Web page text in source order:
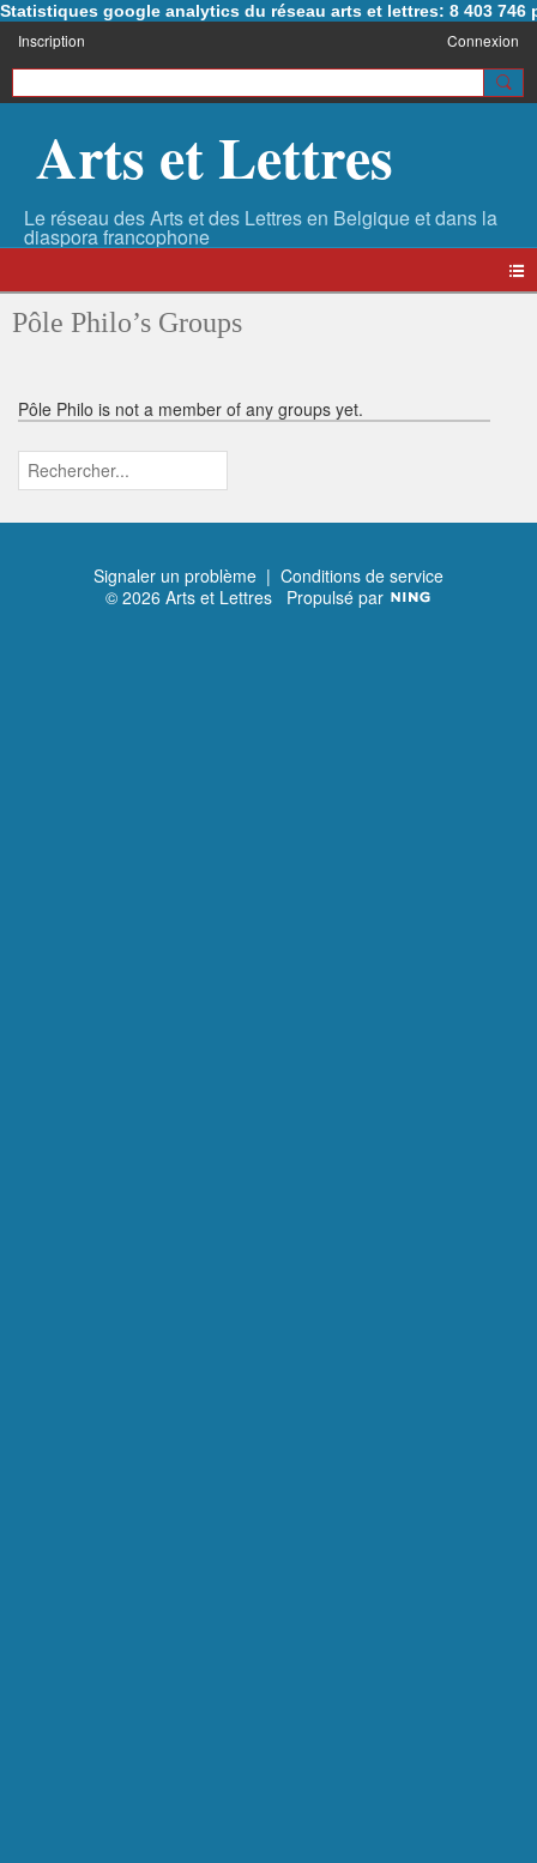
Statistiques google analytics du réseau arts et lettres: 8 403 746
Inscription Connexion
Arts et Lettres
Pôle Philo’s Groups
Pôle Philo is not a member of any groups yet.
Signaler un problème | Conditions de service
© 2026 Arts et Lettres Propulsé par